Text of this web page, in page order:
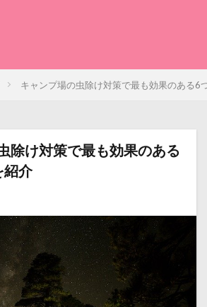
キャンプ場の虫除け対策で最も効果のある6
除け対策で最も効果のある
紹介